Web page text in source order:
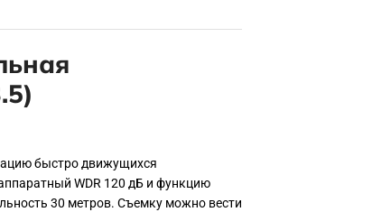
быстро движущихся
WDR 120 дБ и функцию
30 метров. Съемку можно вести